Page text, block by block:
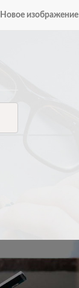
Новое изображение